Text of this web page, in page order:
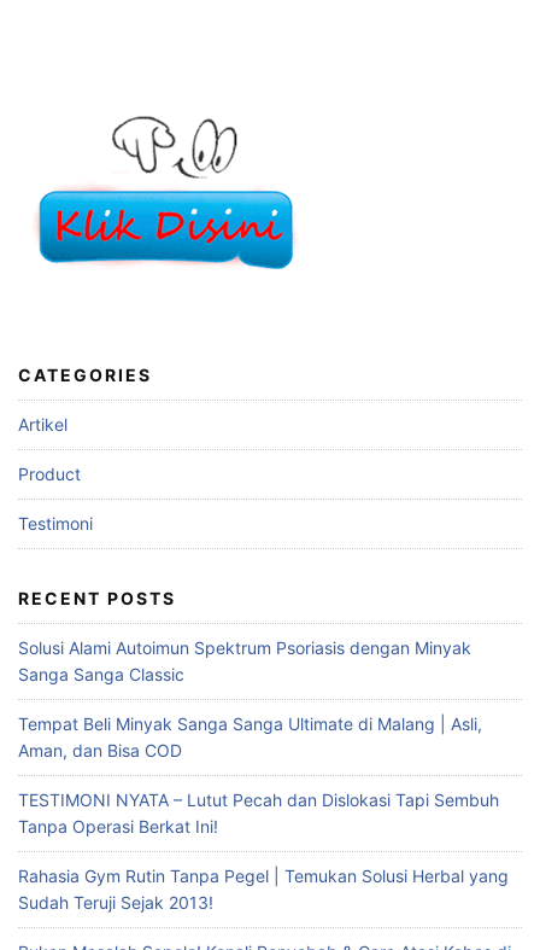
CATEGORIES
Artikel
Product
Testimoni
RECENT POSTS
Solusi Alami Autoimun Spektrum Psoriasis dengan Minyak
Sanga Sanga Classic
Tempat Beli Minyak Sanga Sanga Ultimate di Malang | Asli,
Aman, dan Bisa COD
TESTIMONI NYATA – Lutut Pecah dan Dislokasi Tapi Sembuh
Tanpa Operasi Berkat Ini!
Rahasia Gym Rutin Tanpa Pegel | Temukan Solusi Herbal yang
Sudah Teruji Sejak 2013!